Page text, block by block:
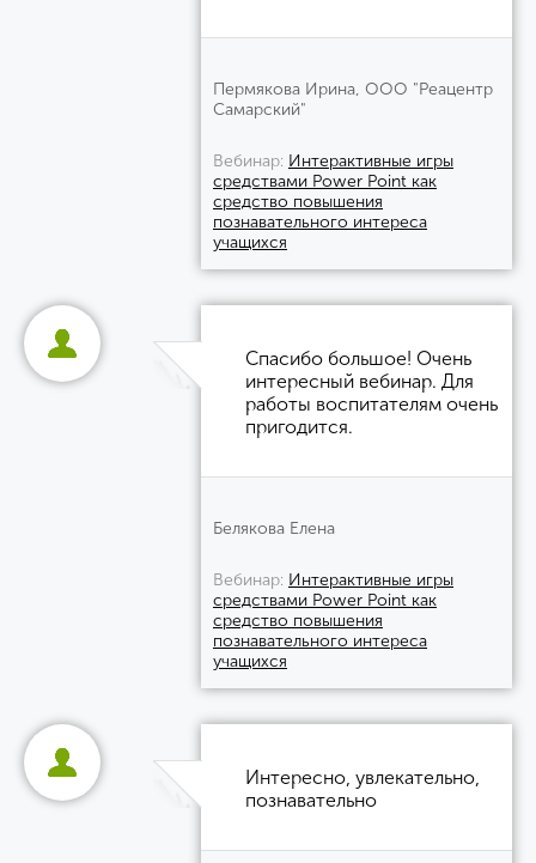
Пермякова Ирина, ООО "Реацентр
Самарский"
Вебинар Интерактивные игры
средствами Power Point как
средство повышения
познавательного интереса
учащихся
Спасибо большое! Очень
интересный вебинар. Для
работы воспитателям очень
пригодится.
Белякова Елена
Вебинар Интерактивные игры
средствами Power Point как
средство повышения
познавательного интереса
учащихся
Интересно, увлекательно,
познавательно